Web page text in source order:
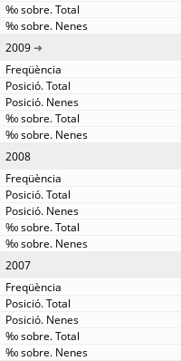
2009
2008
2007